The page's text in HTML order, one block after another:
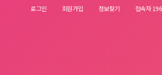
로그인 회원가입 정보찾기 접속자 196